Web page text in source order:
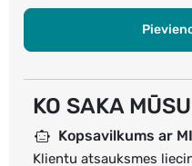
KO SAKA
Kopsavilkums ar MI
Klientu atsauksmes